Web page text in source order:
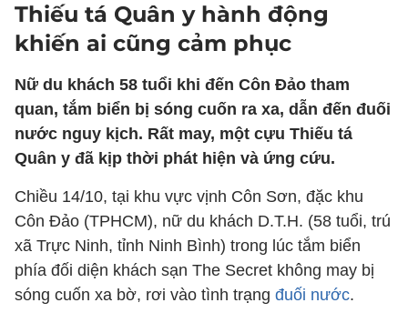
Thiếu tá Quân y hành động
khiến ai cũng cảm phục
Nữ du khách 58 tuổi khi đến Côn Đảo tham
quan, tắm biển bị sóng cuốn ra xa, dẫn đến đuối
nước nguy kịch. Rất may, một cựu Thiếu tá
Quân y đã kịp thời phát hiện và ứng cứu.
Chiều 14/10, tại khu vực vịnh Côn Sơn, đặc khu
Côn Đảo (TPHCM), nữ du khách D.T.H. (58 tuổi, trú
xã Trực Ninh, tỉnh Ninh Bình) trong lúc tắm biển
phía đối diện khách sạn The Secret không may bị
sóng cuốn xa bờ, rơi vào tình trạng đuối nước.